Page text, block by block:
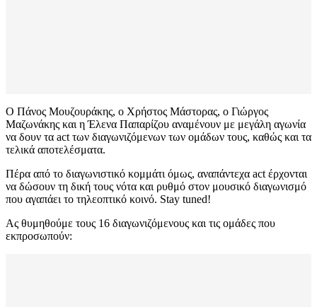
Ο Πάνος Μουζουράκης, ο Χρήστος Μάστορας, ο Γιώργος
Μαζωνάκης και η Έλενα Παπαρίζου αναμένουν με μεγάλη αγωνία
να δουν τα act των διαγωνιζόμενων των ομάδων τους, καθώς και τα
τελικά αποτελέσματα.
Πέρα από το διαγωνιστικό κομμάτι όμως, αναπάντεχα act έρχονται
να δώσουν τη δική τους νότα και ρυθμό στον μουσικό διαγωνισμό
που αγαπάει το τηλεοπτικό κοινό. Stay tuned!
Ας θυμηθούμε τους 16 διαγωνιζόμενους και τις ομάδες που
εκπροσωπούν: